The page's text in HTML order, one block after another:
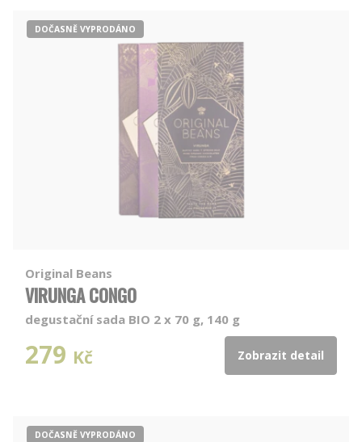
DOČASNĚ VYPRODÁNO
Original Beans
VIRUNGA CONGO
degustační sada BIO 2 x 70 g, 140 g
279 Kč Zobrazit detail
DOČASNĚ VYPRODÁNO